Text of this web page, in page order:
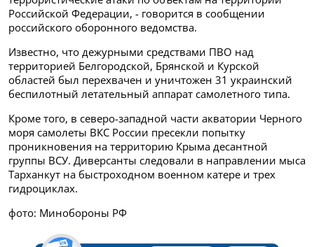
Российской Федерации, - говорится в сообщении
российского оборонного ведомства.
Известно, что дежурными средствами ПВО над
территорией Белгородской, Брянской и Курской
областей был перехвачен и уничтожен 31 украинский
беспилотный летательный аппарат самолетного типа.
Кроме того, в северо-западной части акватории Черного
моря самолеты ВКС России пресекли попытку
проникновения на территорию Крыма десантной
группы ВСУ. Диверсанты следовали в направлении мыса
Тарханкут на быстроходном военном катере и трех
гидроциклах.
фото: Минобороны РФ